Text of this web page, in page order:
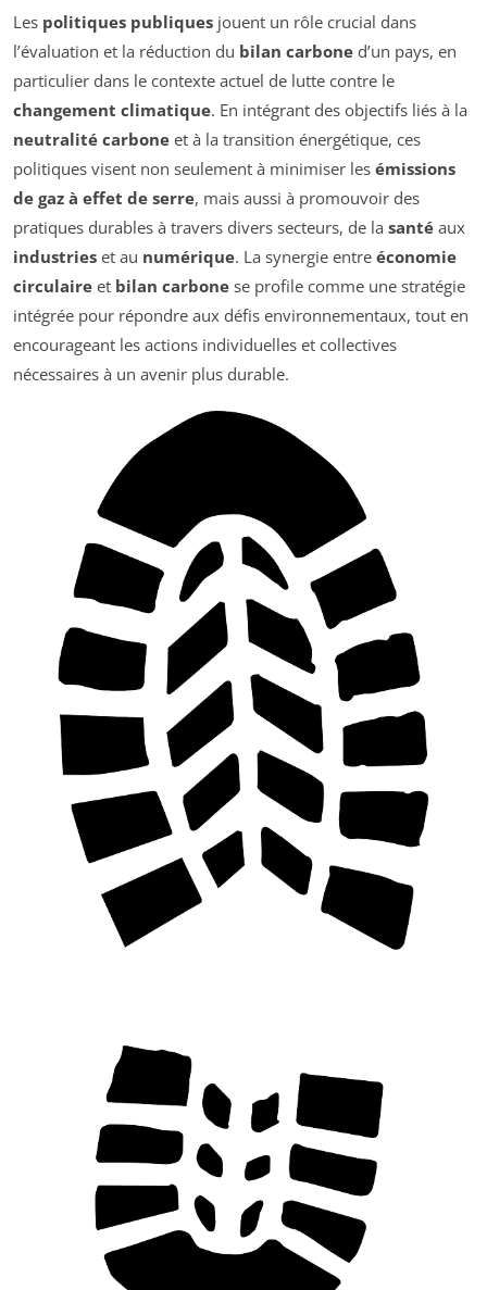
Les politiques publiques jouent un rôle crucial dans
l’évaluation et la réduction du bilan carbone d’un pays, en
particulier dans le contexte actuel de lutte contre le
changement climatique. En intégrant des objectifs liés à la
neutralité carbone et à la transition énergétique, ces
politiques visent non seulement à minimiser les émissions
de gaz à effet de serre, mais aussi à promouvoir des
pratiques durables à travers divers secteurs, de la santé aux
industries et au numérique. La synergie entre économie
circulaire et bilan carbone se profile comme une stratégie
intégrée pour répondre aux défis environnementaux, tout en
encourageant les actions individuelles et collectives
nécessaires à un avenir plus durable.